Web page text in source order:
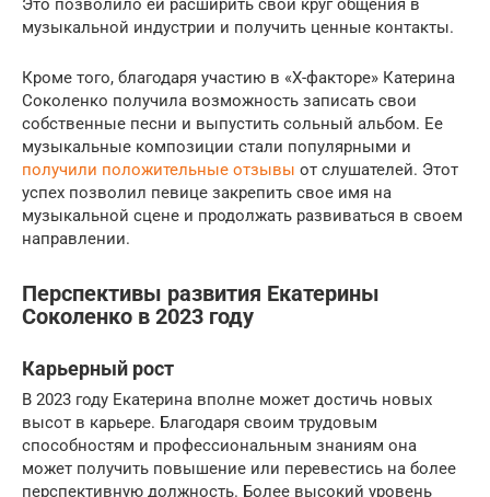
музыкальной индустрии и получить ценные контакты.
Кроме того, благодаря участию в «Х-факторе» Катерина
Соколенко получила возможность записать свои
собственные песни и выпустить сольный альбом. Ее
музыкальные композиции стали популярными и
получили положительные отзывы от слушателей. Этот
успех позволил певице закрепить свое имя на
музыкальной сцене и продолжать развиваться в своем
направлении.
Перспективы развития Екатерины
Соколенко в 2023 году
Карьерный рост
В 2023 году Екатерина вполне может достичь новых
высот в карьере. Благодаря своим трудовым
способностям и профессиональным знаниям она
может получить повышение или перевестись на более
перспективную должность. Более высокий уровень